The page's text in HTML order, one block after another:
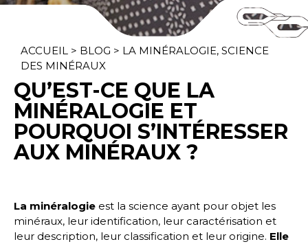
ACCUEIL > BLOG > LA MINÉRALOGIE, SCIENCE
DES MINÉRAUX
QU’EST-CE QUE LA
MINÉRALOGIE ET
POURQUOI S’INTÉRESSER
AUX MINÉRAUX ?
La minéralogie est la science ayant pour objet les
minéraux, leur identification, leur caractérisation et
leur description, leur classification et leur origine. Elle